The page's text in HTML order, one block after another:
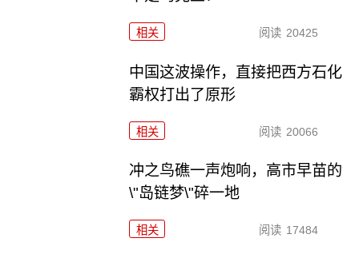
相关 阅读 20425
中国这波操作，直接把西方石化
霸权打出了原形
相关 阅读 20066
冲之鸟礁一声炮响，高市早苗的
\"岛链梦\"碎一地
相关 阅读 17484